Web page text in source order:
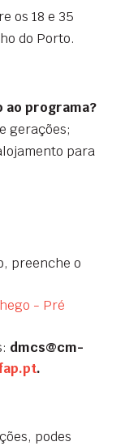
os 18 e 35
do Porto.
ao programa?
gerações;
para
preenche o
- Pré
dmcs@cm-
.
podes